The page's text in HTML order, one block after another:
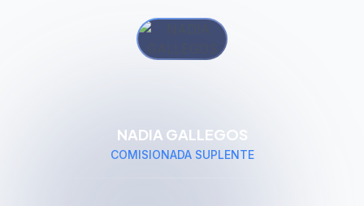
NADIA GALLEGOS
COMISIONADA SUPLENTE